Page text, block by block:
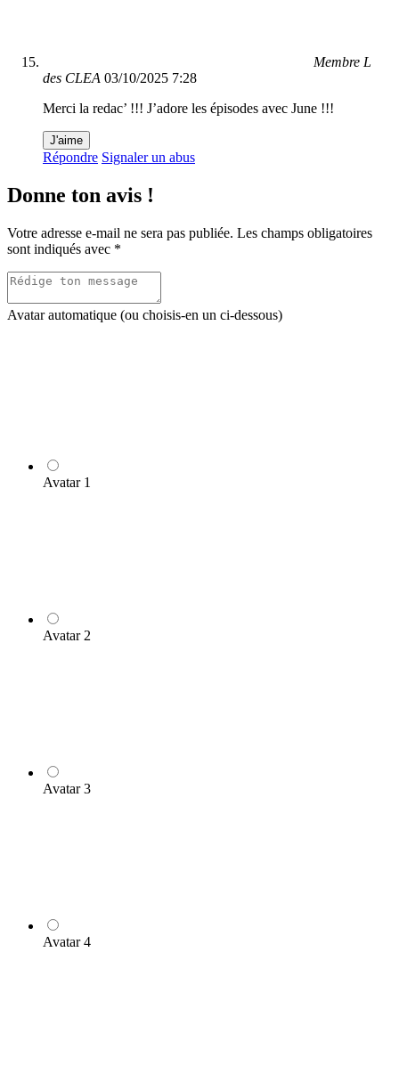
Membre L
des CLEA 03/10/2025 7:28
Merci la redac’ !!! J’adore les épisodes avec June !!!
J'aime
Répondre Signaler un abus
Donne ton avis !
Votre adresse e-mail ne sera pas publiée. Les champs obligatoires
sont indiqués avec *
Avatar automatique (ou choisis-en un ci-dessous)
Avatar 1
Avatar 2
Avatar 3
Avatar 4